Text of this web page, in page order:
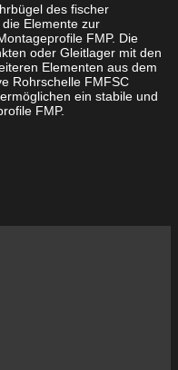
des fischer
Elemente zur
FMP. Die
oder Gleitlager mit den
Elementen aus dem
Rohrschelle FMFSC
ein stabile und
FMP.